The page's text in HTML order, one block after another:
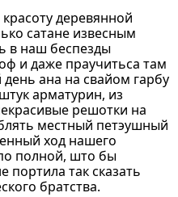
деревянной
сатане извесным
в наш беспезды
и даже праучитьса там
день ана на свайом гарбу
арматурин, из
решотки на
местный петэушный
ход нашего
полной, што бы
так сказать
братства.